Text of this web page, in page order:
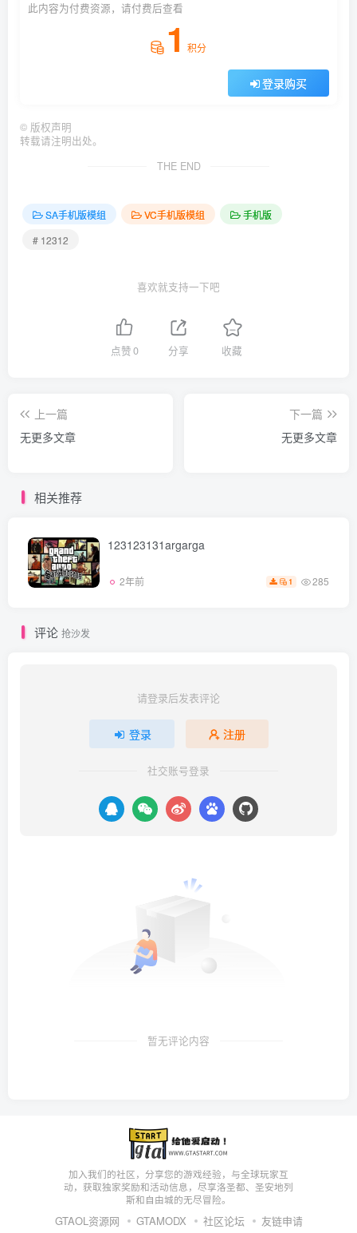
此内容为付费资源，请付费后查看
1 积分
登录购买
© 版权声明
转载请注明出处。
THE END
SA手机版模组 VC手机版模组
手机版
# 12312
喜欢就支持一下吧
点赞0 分享 收藏
上一篇
无更多文章
下一篇
无更多文章
相关推荐
123123131argarga
2年前 1 285
评论 抢沙发
请登录后发表评论
登录 注册
社交账号登录
暂无评论内容
加入我们的社区，分享您的游戏经验，与全球玩家互
动，获取独家奖励和活动信息，尽享洛圣都、圣安地列
斯和自由城的无尽冒险。
GTAOL资源网 GTAMODX 社区论坛 友链申请